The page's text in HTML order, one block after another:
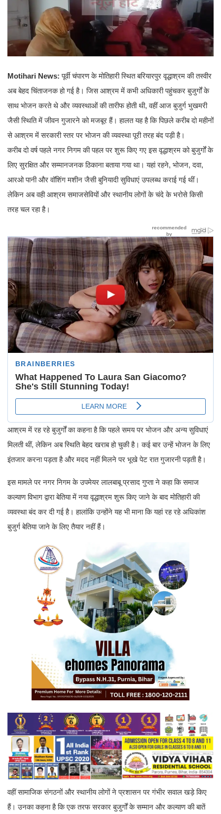
Motihari News:पूर्वी चंपारण के मोतिहारी स्थित बरियारपुर वृद्धाश्रम की तस्वीर
अब बेहद चिंताजनक हो गई है। जिस आश्रम में कभी अधिकारी पहुंचकर बुजुर्गों के
साथ भोजन करते थे और व्यवस्थाओं की तारीफ होती थी, वहीं आज बुजुर्ग भुखमरी
जैसी स्थिति में जीवन गुजारने को मजबूर हैं। हालत यह है कि पिछले करीब दो महीनों
से आश्रम में सरकारी स्तर पर भोजन की व्यवस्था पूरी तरह बंद पड़ी है।
करीब दो वर्ष पहले नगर निगम की पहल पर शुरू किए गए इस वृद्धाश्रम को बुजुर्गों के
लिए सुरक्षित और सम्मानजनक ठिकाना बताया गया था। यहां रहने, भोजन, दवा,
आरओ पानी और वॉशिंग मशीन जैसी बुनियादी सुविधाएं उपलब्ध कराई गई थीं।
लेकिन अब वही आश्रम समाजसेवियों और स्थानीय लोगों के चंदे के भरोसे किसी
तरह चल रहा है।
आश्रम में रह रहे बुजुर्गों का कहना है कि पहले समय पर भोजन और अन्य सुविधाएं
मिलती थीं, लेकिन अब स्थिति बेहद खराब हो चुकी है। कई बार उन्हें भोजन के लिए
इंतजार करना पड़ता है और मदद नहीं मिलने पर भूखे पेट रात गुजारनी पड़ती है।
इस मामले पर नगर निगम के उपमेयर लालबाबू प्रसाद गुप्ता ने कहा कि समाज
कल्याण विभाग द्वारा बेतिया में नया वृद्धाश्रम शुरू किए जाने के बाद मोतिहारी की
व्यवस्था बंद कर दी गई है। हालांकि उन्होंने यह भी माना कि यहां रह रहे अधिकांश
बुजुर्ग बेतिया जाने के लिए तैयार नहीं हैं।
वहीं सामाजिक संगठनों और स्थानीय लोगों ने प्रशासन पर गंभीर सवाल खड़े किए
हैं। उनका कहना है कि एक तरफ सरकार बुजुर्गों के सम्मान और कल्याण की बातें